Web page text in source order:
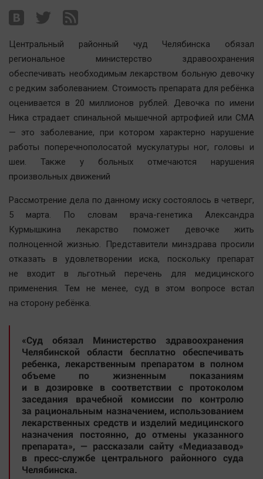
Наша победа
Политика
Экономика
Происшествия
Здоровье
Курилка
Мнения
Технологии
Отраслевые темы
Hедвижимость
Образование
XX век: криминальные уроки
Медиаграмотность
Медицина
Новости компаний
Прогулки по городу Ч
Спецпроект
Статистика
Челябинск космический
Другие рубрики
Центральный районный чуд Челябинска обязал
региональное министерство здравоохранения
обеспечивать необходимым лекарством больную девочку
с редким заболеванием. Стоимость препарата для ребёнка
оценивается в 20 миллионов рублей. Девочка по имени
Ника страдает спинальной мышечной артрофией или СМА
— это заболевание, при котором характерно нарушение
работы поперечнополосатой мускулатуры ног, головы и
шеи. Также у больных отмечаются нарушения
произвольных движений
Рассмотрение дела по данному иску состоялось в четверг,
5 марта. По словам врача-генетика Александра
Курмышкина лекарство поможет девочке жить
полноценной жизнью. Представители минздрава просили
отказать в удовлетворении иска, поскольку препарат
не входит в льготный перечень для медицинского
применения. Тем не менее, суд в этом вопросе встал
на сторону ребёнка.
«Суд обязал Министерство здравоохранения
Челябинской области бесплатно обеспечивать
ребенка, лекарственным препаратом в полном
объеме по жизненным показаниям
и в дозировке в соответствии с протоколом
заседания врачебной комиссии по контролю
за рациональным назначением, использованием
лекарственных средств и изделий медицинского
назначения постоянно, до отмены указанного
препарата», — рассказали сайту «Медиазавод»
в пресс-службе центрального районного суда
Челябинска.